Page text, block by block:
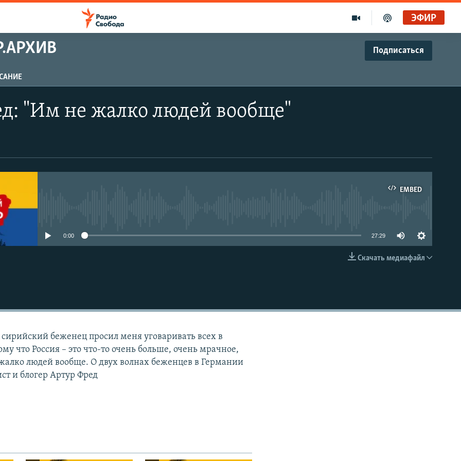
ЭФИР
Подписаться
Spotify
"Им не жалко людей вообще"
EMBED
EMBED
0:00 27:29
Скачать медиафайл
беженец просил меня уговаривать всех в
что Россия – это что-то очень больше, очень мрачное,
людей вообще. О двух волнах беженцев в Германии
и блогер Артур Фред